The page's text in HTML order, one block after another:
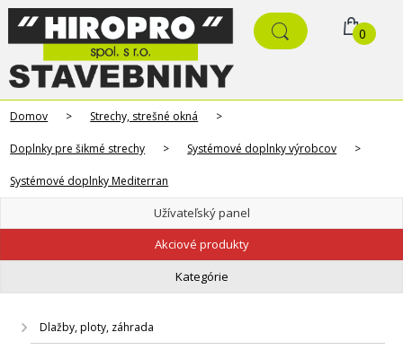
0
Domov > Strechy, strešné okná >
Doplnky pre šikmé strechy > Systémové doplnky výrobcov >
Systémové doplnky Mediterran
Užívateľský panel
Akciové produkty
Kategórie
Dlažby, ploty, záhrada